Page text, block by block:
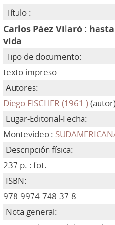
Título :
Carlos Páez Vilaró :
vida
Tipo de documento:
texto impreso
Autores:
Diego FISCHER (1961-)(autor)
Lugar-Editorial-Fecha:
Montevideo :
Descripción física:
237 p. : fot.
ISBN:
978-9974-748-37-8
Nota general: